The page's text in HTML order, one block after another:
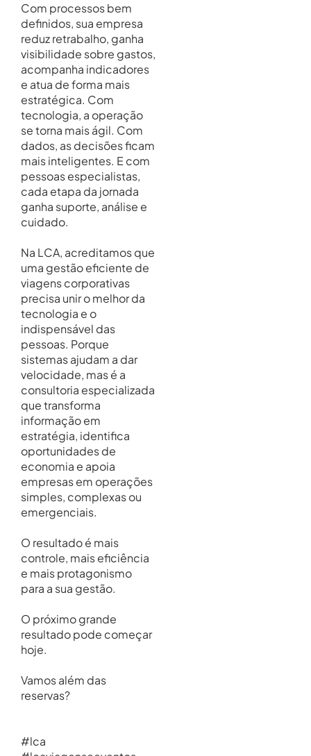
Com processos bem
definidos, sua empresa
reduz retrabalho, ganha
visibilidade sobre gastos,
acompanha indicadores
e atua de forma mais
estratégica. Com
tecnologia, a operação
se torna mais ágil. Com
dados, as decisões ficam
mais inteligentes. E com
pessoas especialistas,
cada etapa da jornada
ganha suporte, análise e
cuidado.
Na LCA, acreditamos que
uma gestão eficiente de
viagens corporativas
precisa unir o melhor da
tecnologia e o
indispensável das
pessoas. Porque
sistemas ajudam a dar
velocidade, mas é a
consultoria especializada
que transforma
informação em
estratégia, identifica
oportunidades de
economia e apoia
empresas em operações
simples, complexas ou
emergenciais.
O resultado é mais
controle, mais eficiência
e mais protagonismo
para a sua gestão.
O próximo grande
resultado pode começar
hoje.
Vamos além das
reservas?
#lca